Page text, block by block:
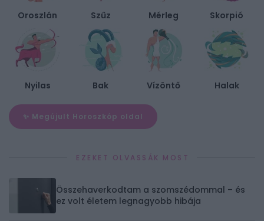
Oroszlán Szűz Mérleg Skorpió
Nyilas Bak Vízöntő Halak
✨ Megújult Horoszkóp oldal
EZEKET OLVASSÁK MOST
Összehaverkodtam a szomszédommal – és
ez volt életem legnagyobb hibája